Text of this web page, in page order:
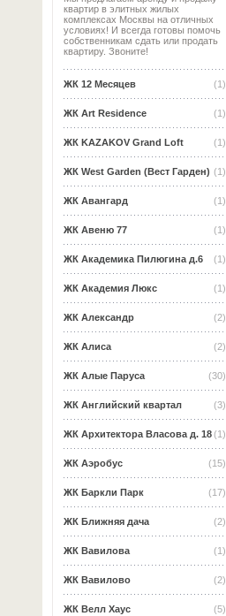
квартир в элитных жилых
комплексах Москвы на отличных
условиях! И всегда готовы помочь
собственникам сдать или продать
квартиру. Звоните!
(1)
ЖК 12 Месяцев
(1)
ЖК Art Residence
(1)
ЖК KAZAKOV Grand Loft
(1)
ЖК West Garden (Вест Гарден)
(1)
ЖК Авангард
(1)
ЖК Авеню 77
(1)
ЖК Академика Пилюгина д.6
(1)
ЖК Академия Люкс
(2)
ЖК Александр
(2)
ЖК Алиса
(30)
ЖК Алые Паруса
(3)
ЖК Английский квартал
(1)
ЖК Архитектора Власова д. 18
(15)
ЖК Аэробус
(17)
ЖК Баркли Парк
(2)
ЖК Ближняя дача
(1)
ЖК Вавилова
(2)
ЖК Вавилово
(5)
ЖК Велл Хаус